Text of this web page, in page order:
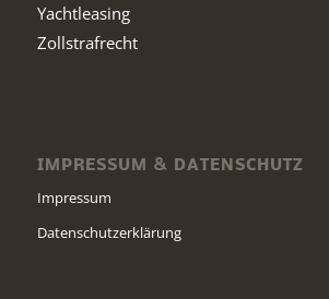
Yachtleasing
Zollstrafrecht
IMPRESSUM & DATENSCHUTZ
Impressum
Datenschutzerklärung